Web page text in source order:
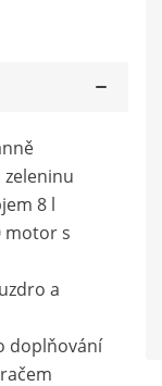
8 l
motor s
a
doplňování